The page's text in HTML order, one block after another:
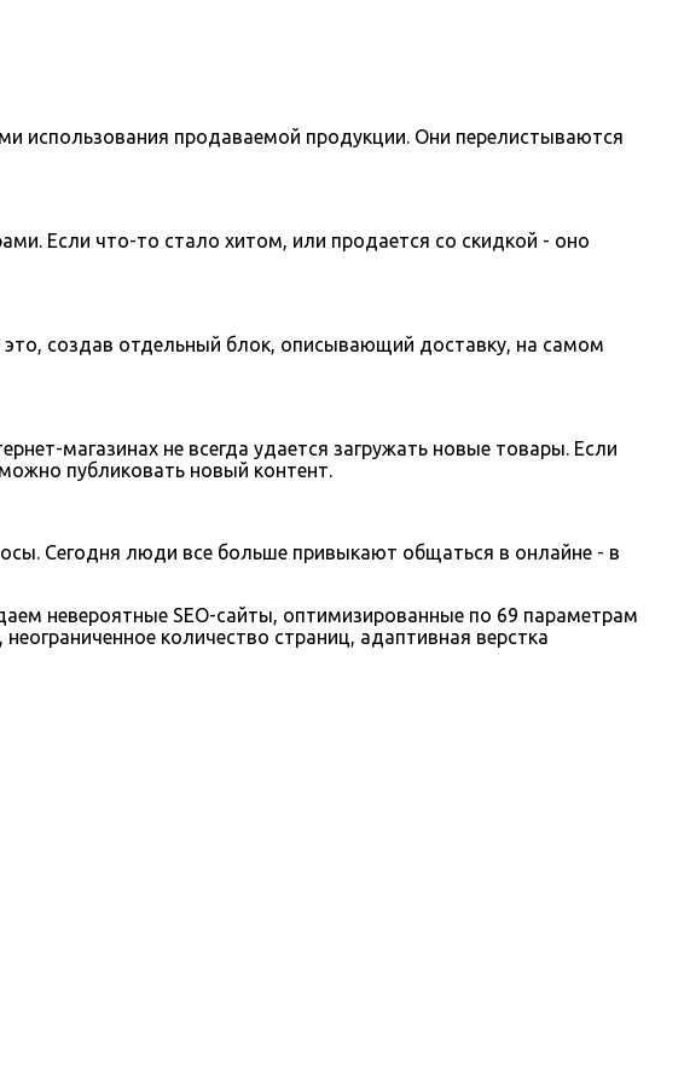
использования продаваемой продукции. Они перелистываются
Если что-то стало хитом, или продается со скидкой - оно
создав отдельный блок, описывающий доставку, на самом
магазинах не всегда удается загружать новые товары. Если
публиковать новый контент.
Сегодня люди все больше привыкают общаться в онлайне - в
невероятные SEO-сайты, оптимизированные по 69 параметрам
количество страниц, адаптивная верстка